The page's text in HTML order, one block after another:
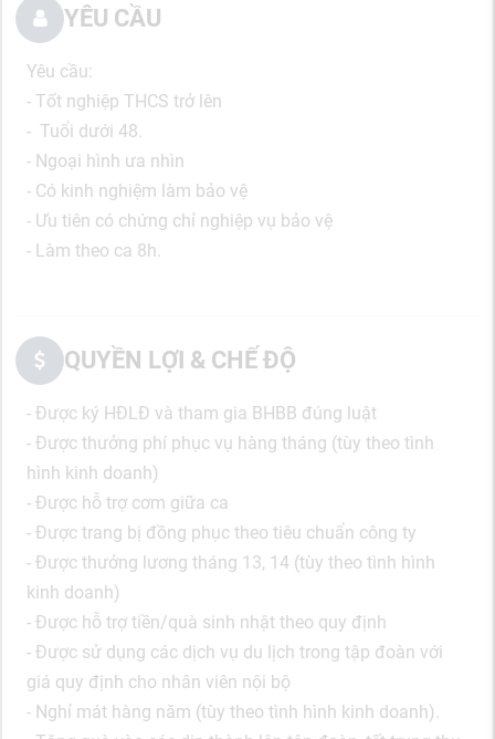
YÊU CẦU
Yêu cầu:
- Tốt nghiệp THCS trở lên
- Tuổi dưới 48.
- Ngoại hình ưa nhìn
- Có kinh nghiệm làm bảo vệ
- Ưu tiên có chứng chỉ nghiệp vụ bảo vệ
- Làm theo ca 8h.
QUYỀN LỢI & CHẾ ĐỘ
- Được ký HĐLĐ và tham gia BHBB đúng luật
- Được thưởng phí phục vụ hàng tháng (tùy theo tình
hình kinh doanh)
- Được hỗ trợ cơm giữa ca
- Được trang bị đồng phục theo tiêu chuẩn công ty
- Được thưởng lương tháng 13, 14 (tùy theo tình hình
kinh doanh)
- Được hỗ trợ tiền/quà sinh nhật theo quy định
- Được sử dụng các dịch vụ du lịch trong tập đoàn với
giá quy định cho nhân viên nội bộ
- Nghỉ mát hàng năm (tùy theo tình hình kinh doanh).